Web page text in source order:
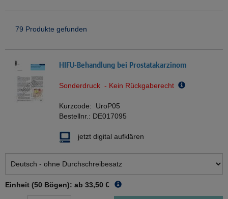
79 Produkte gefunden
HIFU-Behandlung bei Prostatakarzinom
Sonderdruck - Kein Rückgaberecht
Kurzcode: UroP05
Bestellnr.: DE017095
jetzt digital aufklären
Einheit (50 Bögen): ab 33,50 €